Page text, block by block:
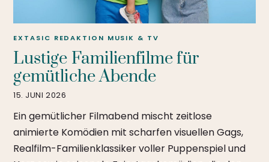
15. JUNI 2026
Lustige Familienfilme für
gemütliche Abende
EXTASIC REDAKTION MUSIK & TV
Ein gemütlicher Filmabend mischt zeitlose
animierte Komödien mit scharfen visuellen Gags,
Realfilm-Familienklassiker voller Puppenspiel und